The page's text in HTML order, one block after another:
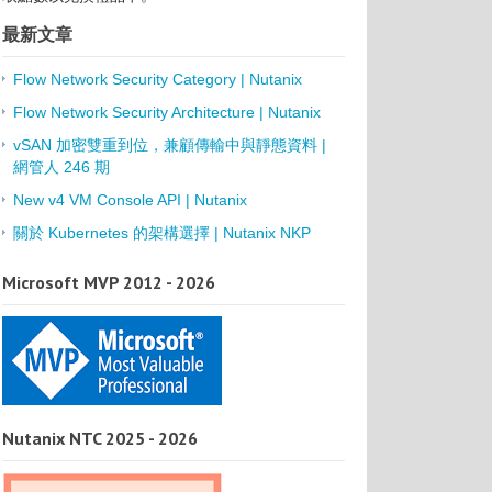
最新文章
Flow Network Security Category | Nutanix
Flow Network Security Architecture | Nutanix
vSAN 加密雙重到位，兼顧傳輸中與靜態資料 |
網管人 246 期
New v4 VM Console API | Nutanix
關於 Kubernetes 的架構選擇 | Nutanix NKP
Microsoft MVP 2012 - 2026
Nutanix NTC 2025 - 2026